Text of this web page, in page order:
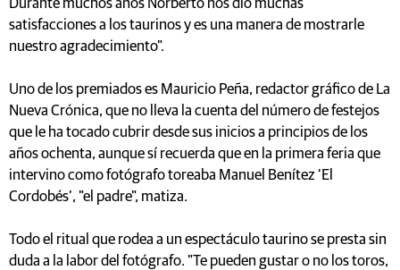
Durante muchos años Norberto nos dio muchas
satisfacciones a los taurinos y es una manera de mostrarle
nuestro agradecimiento".
Uno de los premiados es Mauricio Peña, redactor gráfico de La
Nueva Crónica, que no lleva la cuenta del número de festejos
que le ha tocado cubrir desde sus inicios a principios de los
años ochenta, aunque sí recuerda que en la primera feria que
intervino como fotógrafo toreaba Manuel Benítez ‘El
Cordobés’, "el padre", matiza.
Todo el ritual que rodea a un espectáculo taurino se presta sin
duda a la labor del fotógrafo. "Te pueden gustar o no los toros,